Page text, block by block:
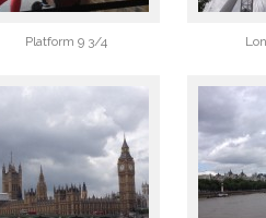
Platform 9 3/4